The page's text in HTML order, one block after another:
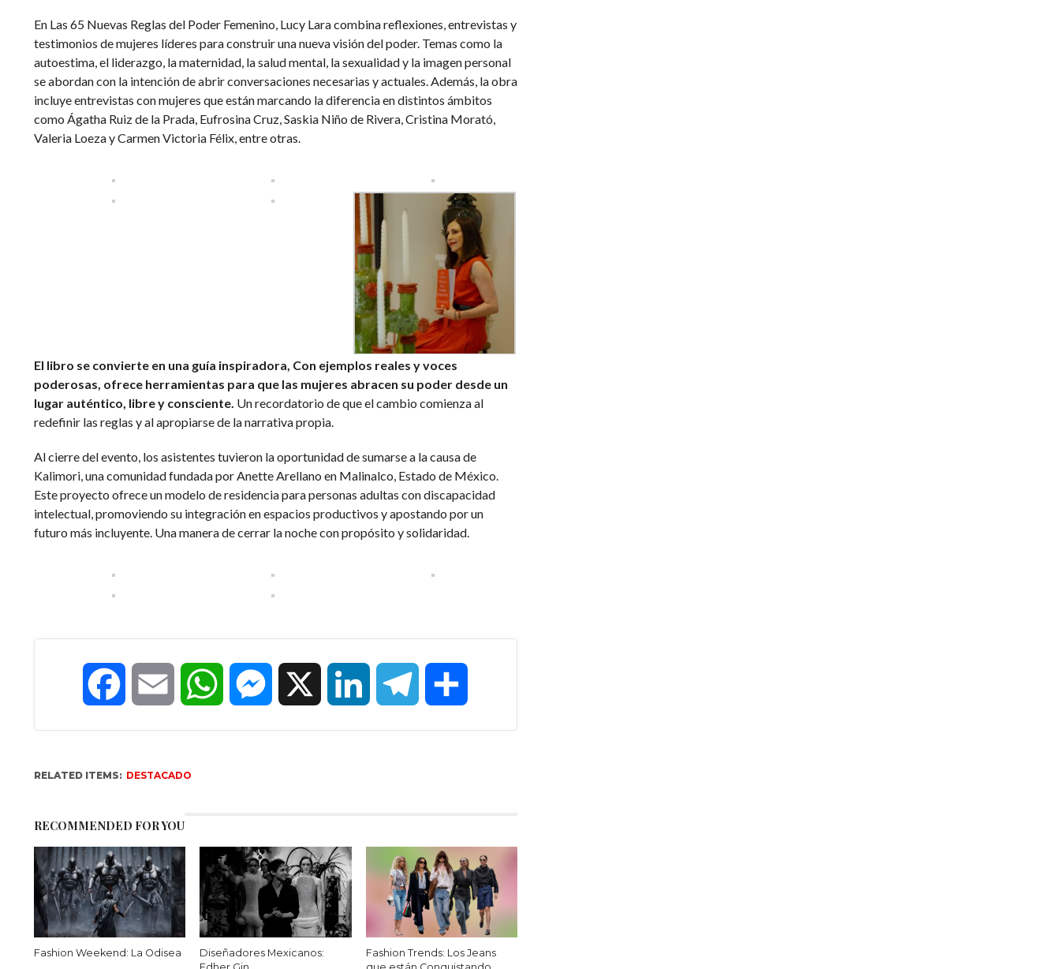
En Las 65 Nuevas Reglas del Poder Femenino, Lucy Lara combina reflexiones, entrevistas y
testimonios de mujeres líderes para construir una nueva visión del poder. Temas como la
autoestima, el liderazgo, la maternidad, la salud mental, la sexualidad y la imagen personal
se abordan con la intención de abrir conversaciones necesarias y actuales. Además, la obra
incluye entrevistas con mujeres que están marcando la diferencia en distintos ámbitos
como Ágatha Ruiz de la Prada, Eufrosina Cruz, Saskia Niño de Rivera, Cristina Morató,
Valeria Loeza y Carmen Victoria Félix, entre otras.
El libro se convierte en una guía inspiradora, Con ejemplos reales y voces
poderosas, ofrece herramientas para que las mujeres abracen su poder desde un
lugar auténtico, libre y consciente. Un recordatorio de que el cambio comienza al
redefinir las reglas y al apropiarse de la narrativa propia.
Al cierre del evento, los asistentes tuvieron la oportunidad de sumarse a la causa de
Kalimori, una comunidad fundada por Anette Arellano en Malinalco, Estado de México.
Este proyecto ofrece un modelo de residencia para personas adultas con discapacidad
intelectual, promoviendo su integración en espacios productivos y apostando por un
futuro más incluyente. Una manera de cerrar la noche con propósito y solidaridad.
Facebook Email WhatsAppMessenger LinkedIn Telegram
RELATED ITEMS: DESTACADO
RECOMMENDED FOR YOU
Fashion Weekend: La Odisea
Diseñadores Mexicanos:
Fashion Trends: Los Jeans